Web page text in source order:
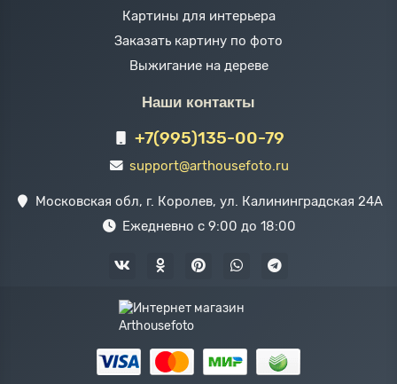
Картины для интерьера
Заказать картину по фото
Выжигание на дереве
Наши контакты
+7(995)135-00-79
support@arthousefoto.ru
Московская обл, г. Королев, ул. Калининградская 24А
Ежедневно с 9:00 до 18:00